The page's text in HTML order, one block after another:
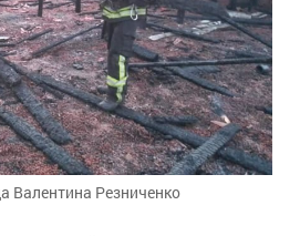
Валентина Резниченко